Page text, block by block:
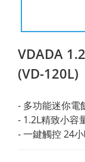
VDADA
(VD-120L)
- 多功能迷你電
- 1.2L精致小容
- 一鍵觸控 24